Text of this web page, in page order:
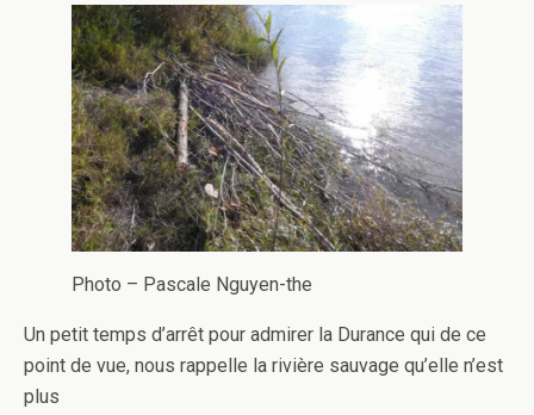
Photo – Pascale Nguyen-the
Un petit temps d’arrêt pour admirer la Durance qui de ce
point de vue, nous rappelle la rivière sauvage qu’elle n’est
plus